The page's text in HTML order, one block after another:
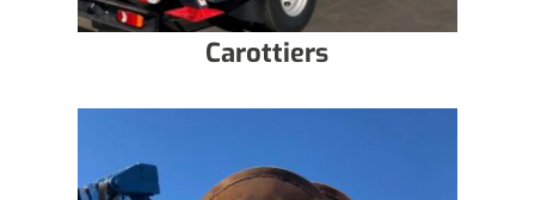
Carottiers